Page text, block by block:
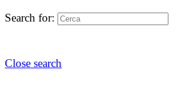
Search for:
Close search